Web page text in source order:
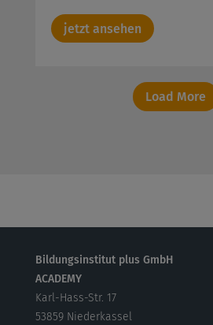
jetzt ansehen
Load More
Bildungsinstitut plus GmbH
ACADEMY
Karl-Hass-Str. 17
53859 Niederkassel